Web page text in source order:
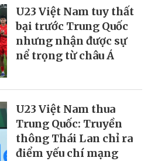
U23 Việt Nam tuy thất
bại trước Trung Quốc
nhưng nhận được sự
nể trọng từ châu Á
U23 Việt Nam thua
Trung Quốc: Truyền
thông Thái Lan chỉ ra
điểm yếu chí mạng